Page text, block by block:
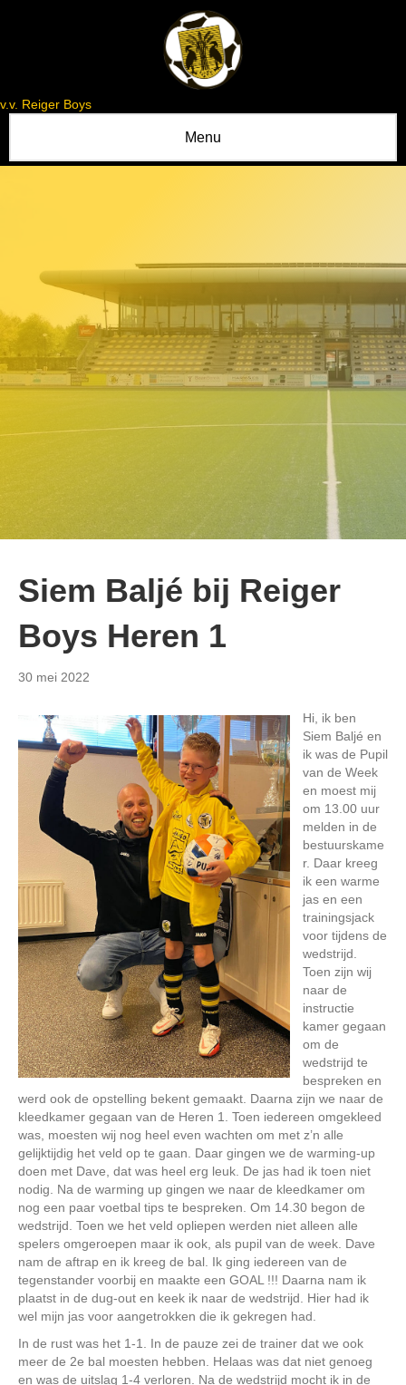
v.v. Reiger Boys
Menu
Siem Baljé bij Reiger
Boys Heren 1
30 mei 2022
Hi, ik ben
Siem Baljé en
ik was de Pupil
van de Week
en moest mij
om 13.00 uur
melden in de
bestuurskame
r. Daar kreeg
ik een warme
jas en een
trainingsjack
voor tijdens de
wedstrijd.
Toen zijn wij
naar de
instructie
kamer gegaan
om de
wedstrijd te
bespreken en
werd ook de opstelling bekent gemaakt. Daarna zijn we naar de
kleedkamer gegaan van de Heren 1. Toen iedereen omgekleed
was, moesten wij nog heel even wachten om met z’n alle
gelijktijdig het veld op te gaan. Daar gingen we de warming-up
doen met Dave, dat was heel erg leuk. De jas had ik toen niet
nodig. Na de warming up gingen we naar de kleedkamer om
nog een paar voetbal tips te bespreken. Om 14.30 begon de
wedstrijd. Toen we het veld opliepen werden niet alleen alle
spelers omgeroepen maar ik ook, als pupil van de week. Dave
nam de aftrap en ik kreeg de bal. Ik ging iedereen van de
tegenstander voorbij en maakte een GOAL !!! Daarna nam ik
plaatst in de dug-out en keek ik naar de wedstrijd. Hier had ik
wel mijn jas voor aangetrokken die ik gekregen had.
In de rust was het 1-1. In de pauze zei de trainer dat we ook
meer de 2e bal moesten hebben. Helaas was dat niet genoeg
en was de uitslag 1-4 verloren. Na de wedstrijd mocht ik in de